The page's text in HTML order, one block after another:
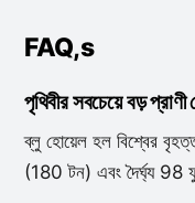
FAQ,s
পৃথিবীর সবচেয়ে বড়
ব্লু হোয়েল হল বিশ্বের
(180 টন) এবং দৈর্ঘ্য 98